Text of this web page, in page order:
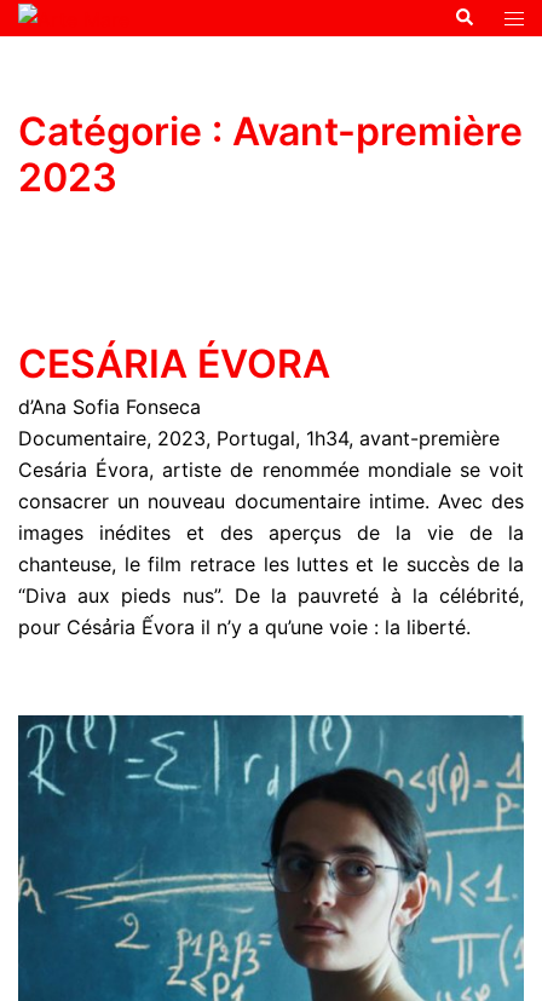
Catégorie : Avant-première
2023
CESÁRIA ÉVORA
d’Ana Sofia Fonseca
Documentaire, 2023, Portugal, 1h34, avant-première
Cesária Évora, artiste de renommée mondiale se voit
consacrer un nouveau documentaire intime. Avec des
images inédites et des aperçus de la vie de la
chanteuse, le film retrace les luttes et le succès de la
“Diva aux pieds nus”. De la pauvreté à la célébrité,
pour Césảria Ếvora il n’y a qu’une voie : la liberté.